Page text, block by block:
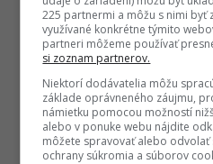
225 partnermi a môžu s nimi byť
využívané konkrétne týmito
partneri môžeme používať
si zoznam partnerov.
Niektorí dodávatelia môžu
základe oprávneného záujmu,
námietku pomocou možností
alebo v ponuke webu nájdite
môžete spravovať alebo odvolať
ochrany súkromia a súborov